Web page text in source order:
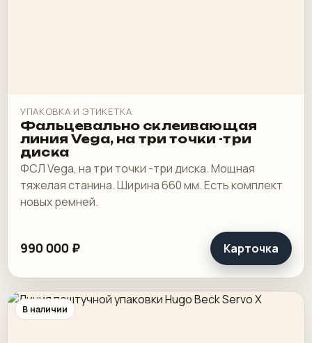
УПАКОВКА И ЭТИКЕТКА
Фальцевально склеивающая
линия Vega, на три точки -три
диска
ФСЛ Vega, на три точки -три диска. Мощная
тяжелая станина. Ширина 660 мм. Есть комплект
новых ремней.
990 000 ₽ Карточка
В наличии